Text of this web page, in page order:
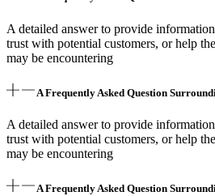
A detailed answer to provide
trust with potential customers, or help
may be encountering
A Frequently Asked Question
A detailed answer to provide
trust with potential customers, or help
may be encountering
A Frequently Asked Question